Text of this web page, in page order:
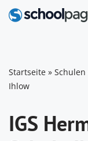
Startseite » Schulen
Ihlow
IGS